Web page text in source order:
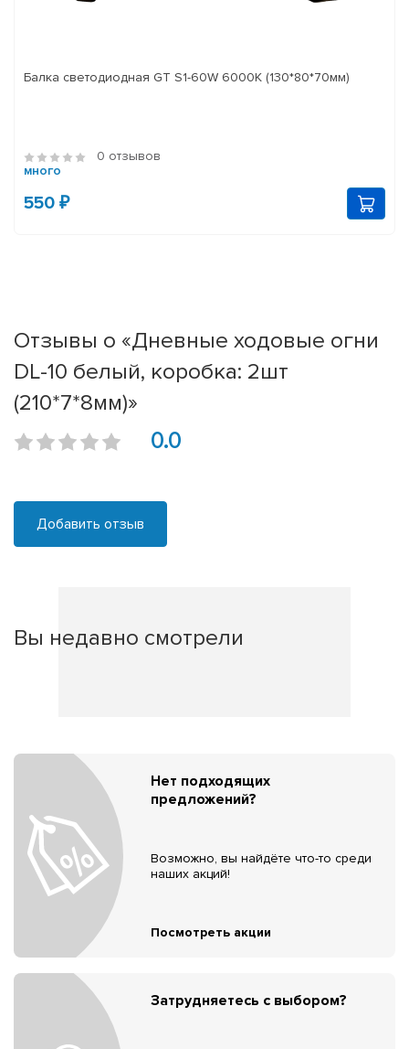
Балка светодиодная GT S1-60W 6000K (130*80*70мм)
0 отзывов
много
550 ₽
Отзывы о «Дневные ходовые огни
DL-10 белый, коробка: 2шт
(210*7*8мм)»
0.0
Добавить отзыв
Вы недавно смотрели
Нет подходящих
предложений?
Возможно, вы найдёте что-то среди
наших акций!
Посмотреть акции
Затрудняетесь с выбором?